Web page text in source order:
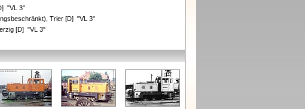
"VL 3"
Trier [D] "VL 3"
[D] "VL 3"